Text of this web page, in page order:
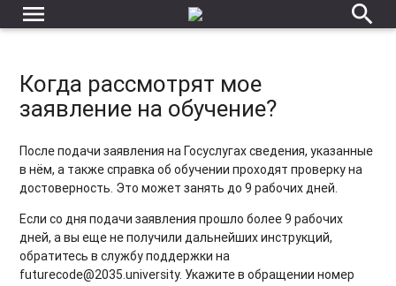
menu search
Когда рассмотрят мое
заявление на обучение?
После подачи заявления на Госуслугах сведения, указанные
в нём, а также справка об обучении проходят проверку на
достоверность. Это может занять до 9 рабочих дней.
Если со дня подачи заявления прошло более 9 рабочих
дней, а вы еще не получили дальнейших инструкций,
обратитесь в службу поддержки на
futurecode@2035.university. Укажите в обращении номер